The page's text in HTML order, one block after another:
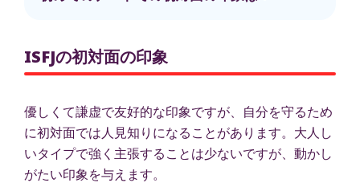
ISFJの初対面の印象
優しくて謙虚で友好的な印象ですが、自分を守るため
に初対面では人見知りになることがあります。大人し
いタイプで強く主張することは少ないですが、動かし
がたい印象を与えます。